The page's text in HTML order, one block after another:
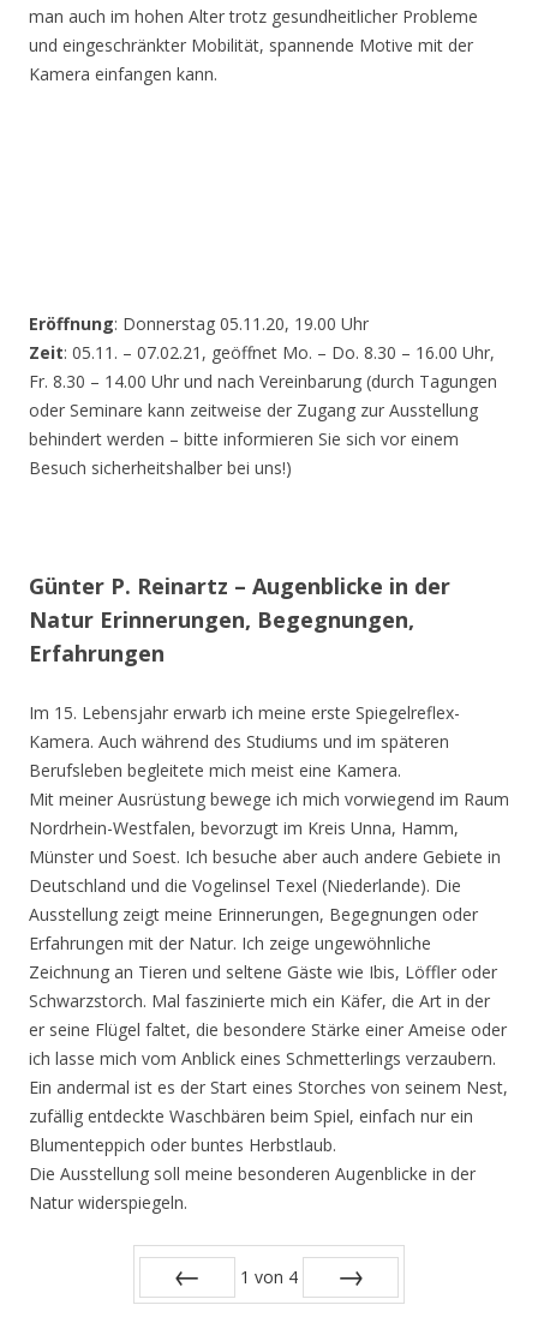
man auch im hohen Alter trotz gesundheitlicher Probleme
und eingeschränkter Mobilität, spannende Motive mit der
Kamera einfangen kann.
Eröffnung: Donnerstag 05.11.20, 19.00 Uhr
Zeit: 05.11. – 07.02.21, geöffnet Mo. – Do. 8.30 – 16.00 Uhr,
Fr. 8.30 – 14.00 Uhr und nach Vereinbarung (durch Tagungen
oder Seminare kann zeitweise der Zugang zur Ausstellung
behindert werden – bitte informieren Sie sich vor einem
Besuch sicherheitshalber bei uns!)
Günter P. Reinartz – Augenblicke in der
Natur Erinnerungen, Begegnungen,
Erfahrungen
Im 15. Lebensjahr erwarb ich meine erste Spiegelreflex-
Kamera. Auch während des Studiums und im späteren
Berufsleben begleitete mich meist eine Kamera.
Mit meiner Ausrüstung bewege ich mich vorwiegend im Raum
Nordrhein-Westfalen, bevorzugt im Kreis Unna, Hamm,
Münster und Soest. Ich besuche aber auch andere Gebiete in
Deutschland und die Vogelinsel Texel (Niederlande). Die
Ausstellung zeigt meine Erinnerungen, Begegnungen oder
Erfahrungen mit der Natur. Ich zeige ungewöhnliche
Zeichnung an Tieren und seltene Gäste wie Ibis, Löffler oder
Schwarzstorch. Mal faszinierte mich ein Käfer, die Art in der
er seine Flügel faltet, die besondere Stärke einer Ameise oder
ich lasse mich vom Anblick eines Schmetterlings verzaubern.
Ein andermal ist es der Start eines Storches von seinem Nest,
zufällig entdeckte Waschbären beim Spiel, einfach nur ein
Blumenteppich oder buntes Herbstlaub.
Die Ausstellung soll meine besonderen Augenblicke in der
Natur widerspiegeln.
1 von 4